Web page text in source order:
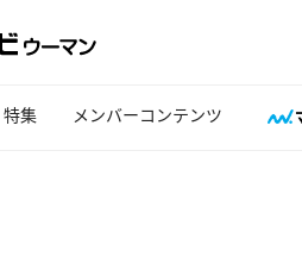
特集 メンバーコンテンツ